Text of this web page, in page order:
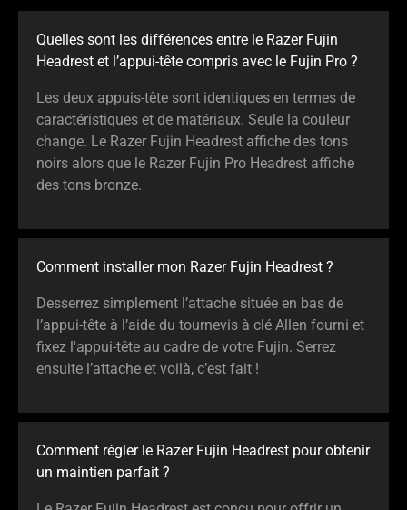
Quelles sont les différences entre le Razer Fujin
Headrest et l’appui-tête compris avec le Fujin Pro ?
Les deux appuis-tête sont identiques en termes de
caractéristiques et de matériaux. Seule la couleur
change. Le Razer Fujin Headrest affiche des tons
noirs alors que le Razer Fujin Pro Headrest affiche
des tons bronze.
Comment installer mon Razer Fujin Headrest ?
Desserrez simplement l’attache située en bas de
l’appui-tête à l’aide du tournevis à clé Allen fourni et
fixez l'appui-tête au cadre de votre Fujin. Serrez
ensuite l’attache et voilà, c’est fait !
Comment régler le Razer Fujin Headrest pour obtenir
un maintien parfait ?